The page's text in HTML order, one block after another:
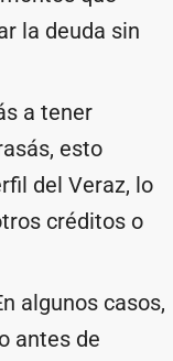
la deuda sin
a tener
esto
del Veraz, lo
créditos o
algunos casos,
antes de